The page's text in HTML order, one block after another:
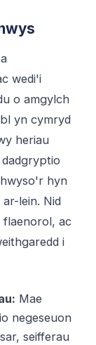
wedi'i
o amgylch
yn cymryd
heriau
hyn
lein. Nid
flaenorol, ac
i
Mae
negeseuon
seifferau